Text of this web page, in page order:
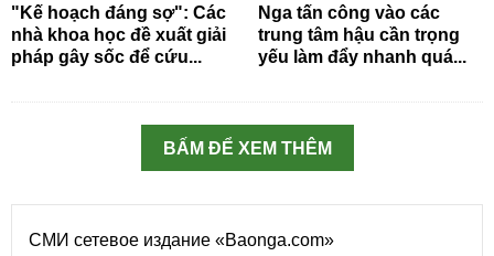
"Kế hoạch đáng sợ": Các
nhà khoa học đề xuất giải
pháp gây sốc để cứu...
Nga tấn công vào các
trung tâm hậu cần trọng
yếu làm đẩy nhanh quá...
BẤM ĐỂ XEM THÊM
СМИ сетевое издание «Baonga.com»